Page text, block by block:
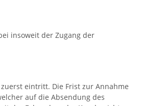
insoweit der Zugang der
eintritt. Die Frist zur Annahme
auf die Absendung des